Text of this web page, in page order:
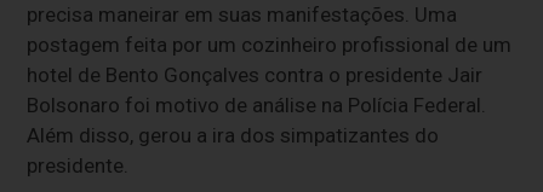
precisa maneirar em suas manifestações. Uma
postagem feita por um cozinheiro profissional de um
hotel de Bento Gonçalves contra o presidente Jair
Bolsonaro foi motivo de análise na Polícia Federal.
Além disso, gerou a ira dos simpatizantes do
presidente.